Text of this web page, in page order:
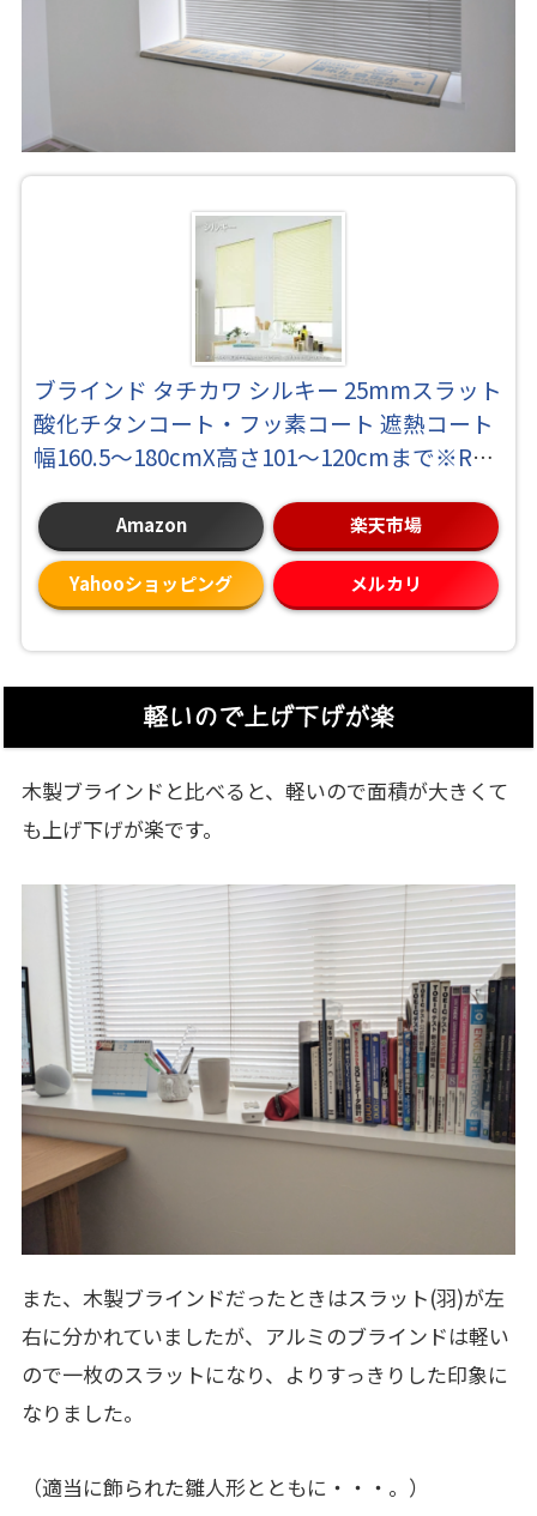
ブラインド タチカワ シルキー 25mmスラット
酸化チタンコート・フッ素コート 遮熱コート
幅160.5～180cmX高さ101～120cmまで※RDS
Amazon 楽天市場
Yahooショッピング メルカリ
軽いので上げ下げが楽
木製ブラインドと比べると、軽いので面積が大きくて
も上げ下げが楽です。
また、木製ブラインドだったときはスラット(羽)が左
右に分かれていましたが、アルミのブラインドは軽い
ので一枚のスラットになり、よりすっきりした印象に
なりました。
（適当に飾られた雛人形とともに・・・。）